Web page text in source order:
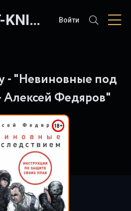
SLUSHAT-KNIGI.COM Войти
- "Невиновные под
Алексей Федяров"